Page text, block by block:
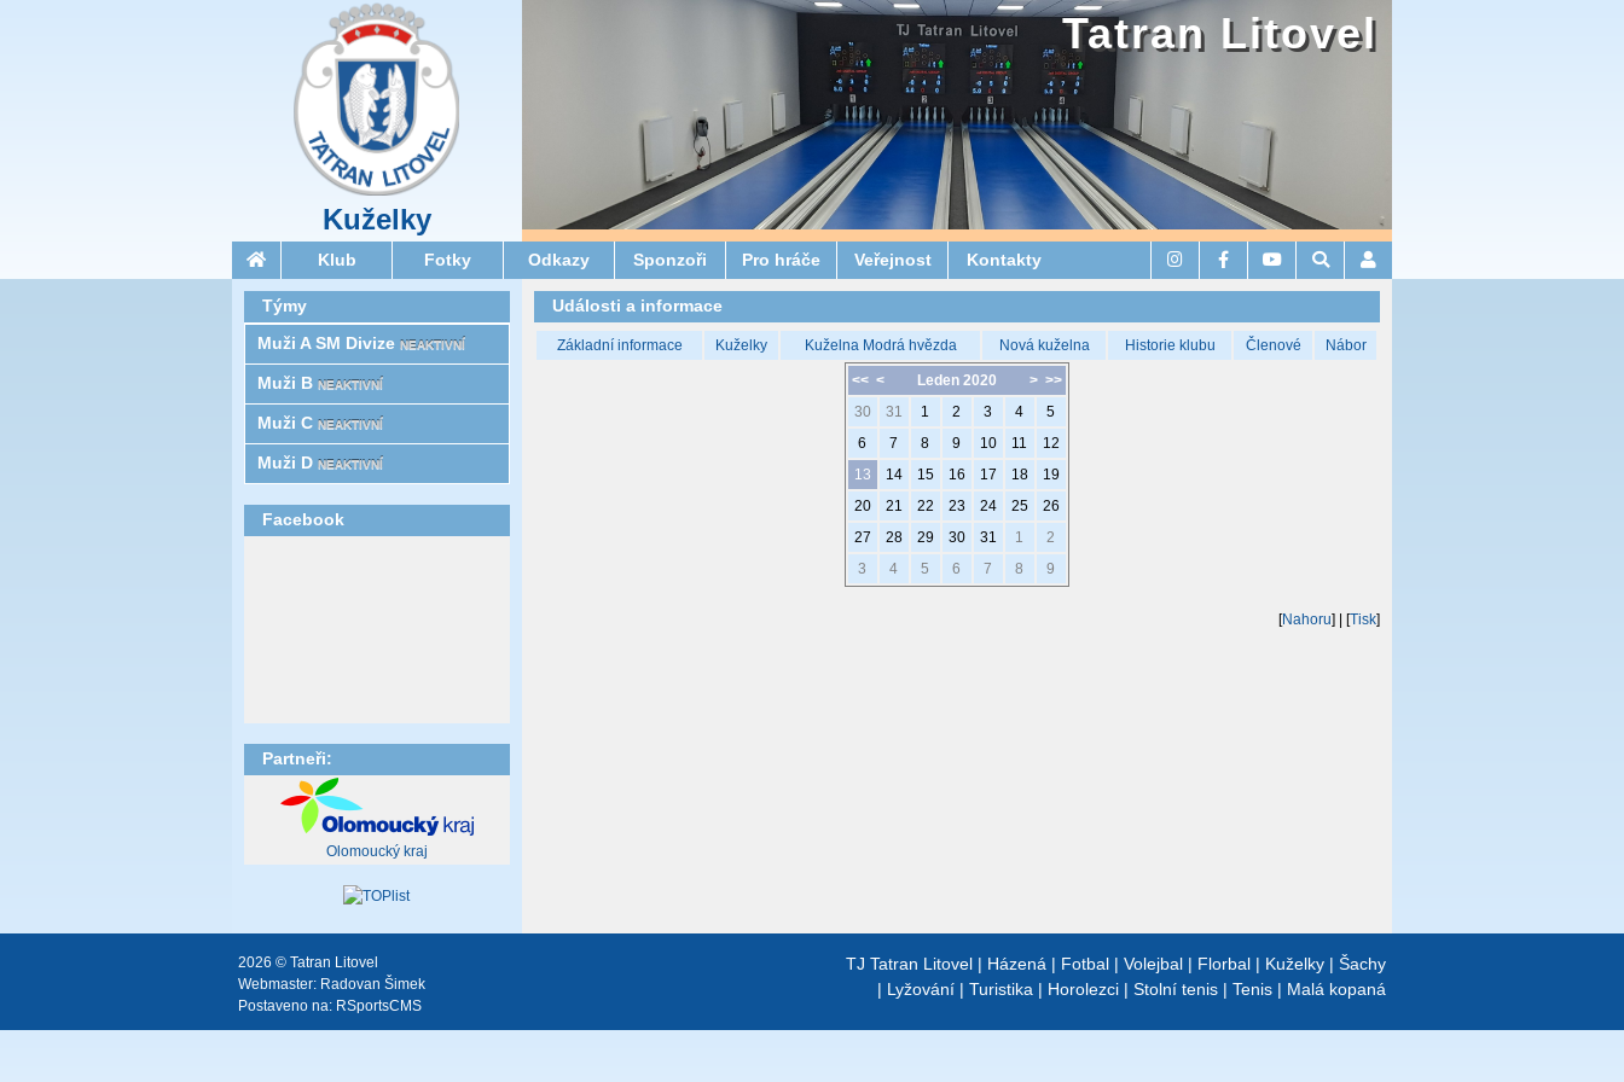
Kuželky
Tatran Litovel
Klub Fotky Odkazy Sponzoři Pro hráče Veřejnost Kontakty
Události a informace
Základní informace Kuželky Kuželna Modrá hvězda Nová kuželna Historie klubu Členové Nábor
<< < > >>
Leden 2020
30
31 1 2 3 4
5
6
7 8 9 10 11
12
13
14 15 16 17 18
19
20
21 22 23 24 25
26
27
28 29 30 31 1
2
3
4 5 6 7 8 9
[Nahoru] | [Tisk]
Týmy
Muži A SM Divize NEAKTIVNÍ
Muži B NEAKTIVNÍ
Muži C NEAKTIVNÍ
Muži D NEAKTIVNÍ
Facebook
Partneři:
Olomoucký kraj
TJ Tatran Litovel | Házená | Fotbal | Volejbal | Florbal | Kuželky | Šachy
| Lyžování | Turistika | Horolezci | Stolní tenis | Tenis | Malá kopaná
2026 © Tatran Litovel
Webmaster: Radovan Šimek
Postaveno na: RSportsCMS